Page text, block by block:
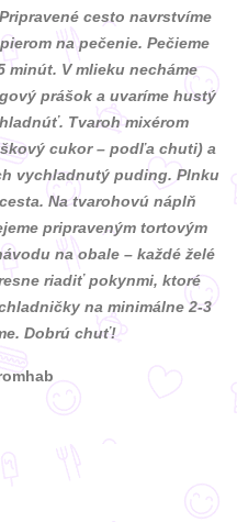
cesto navrstvíme
na pečenie. Pečieme
minút. V mlieku necháme
prášok a uvaríme hustý
Tvaroh mixérom
cukor – podľa chuti) a
vychladnutý puding. Plnku
Na tvarohovú náplň
pripraveným tortovým
na obale – každé želé
riadiť pokynmi, ktoré
na minimálne 2-3
Dobrú chuť!